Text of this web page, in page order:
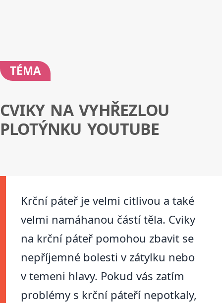
TÉMA
CVIKY NA VYHŘEZLOU
PLOTÝNKU YOUTUBE
Krční páteř je velmi citlivou a také
velmi namáhanou částí těla. Cviky
na krční páteř pomohou zbavit se
nepříjemné bolesti v zátylku nebo
v temeni hlavy. Pokud vás zatím
problémy s krční páteří nepotkaly,